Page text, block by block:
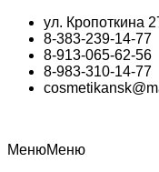
Перейти
содержимому
ул. Кропоткина
8-383-239-14-77
8-913-065-62-56
8-983-310-14-77
МенюМеню